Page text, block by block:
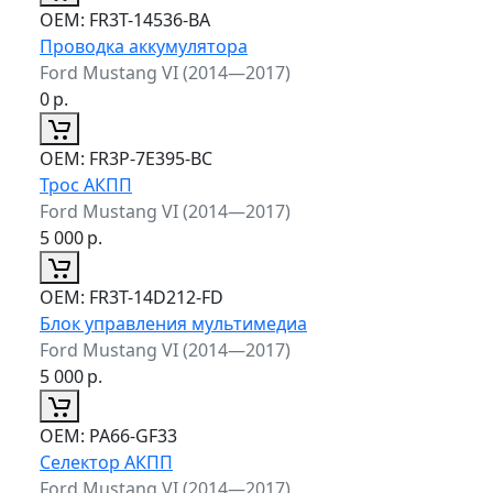
ОЕМ: FR3T-14536-BA
Проводка аккумулятора
Ford Mustang VI (2014—2017)
0р.
ОЕМ: FR3P-7E395-BC
Трос АКПП
Ford Mustang VI (2014—2017)
5 000р.
ОЕМ: FR3T-14D212-FD
Блок управления мультимедиа
Ford Mustang VI (2014—2017)
5 000р.
ОЕМ: PA66-GF33
Селектор АКПП